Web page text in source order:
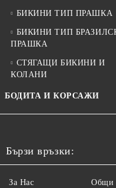
БИКИНИ ТИП ПРАШКА
БИКИНИ ТИП
ПРАШКА
СТЯГАЩИ БИКИНИ И
КОЛАНИ
БОДИТА И КОРСАЖИ
Бързи връзки:
За Нас Общи